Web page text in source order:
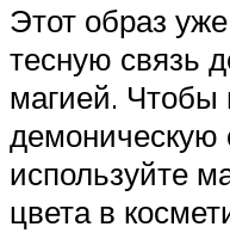
Этот образ
тесную связь
магией. Чтобы
демоническую
используйте
цвета в